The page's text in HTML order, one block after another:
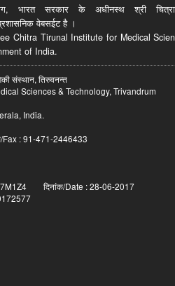
भारत सरकार के अधीनस्थ श्री चित्रा
वेबसईट है ।
Chitra Tirunal Institute for Medical
of India.
संस्थान, तिरुवनन्त
Sciences & Technology, Trivandrum
India.
: 91-471-2446433
दिनांक/Date : 28-06-2017